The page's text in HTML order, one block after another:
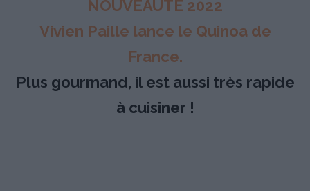
NOUVEAUTÉ 2022
Vivien Paille lance le Quinoa de
France.
Plus gourmand, il est aussi très rapide
à cuisiner !